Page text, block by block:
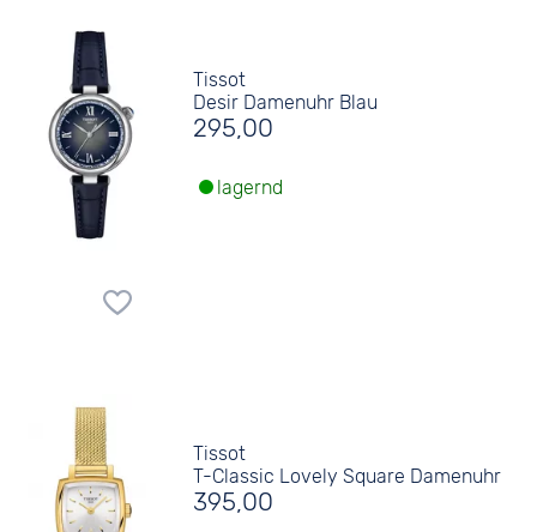
Tissot
Desir Damenuhr Blau
295,00
lagernd
Tissot
T-Classic Lovely Square Damenuhr
395,00